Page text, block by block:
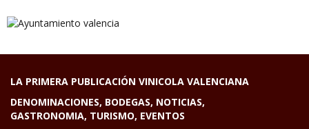
LA PRIMERA PUBLICACIÓN VINICOLA VALENCIANA
DENOMINACIONES, BODEGAS, NOTICIAS,
GASTRONOMIA, TURISMO, EVENTOS